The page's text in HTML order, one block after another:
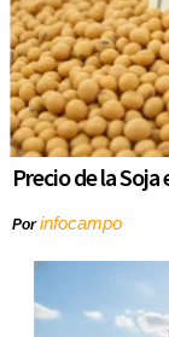
Precio de la
Porinfocampo